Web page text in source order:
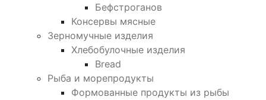
Бефстроганов
Консервы мясные
Зерномучные изделия
Хлебобулочные изделия
Bread
Рыба и морепродукты
Формованные продукты из рыбы